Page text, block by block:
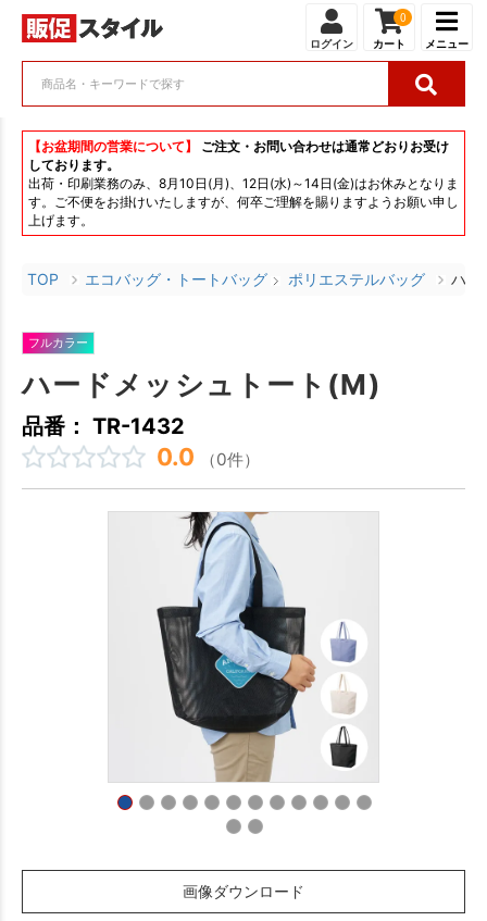
ログイン
0
カート メニュー
【お盆期間の営業について】
ご注文・お問い合わせは通常どおりお受け
しております。
出荷・印刷業務のみ、8月10日(月)、12日(水)～14日(金)はお休みとなりま
す。ご不便をお掛けいたしますが、何卒ご理解を賜りますようお願い申し
上げます。
TOP エコバッグ・トートバッグ ポリエステルバッグ ハー
フルカラー
ハードメッシュトート(M)
品番： TR-1432
0.0 （0件）
画像ダウンロード